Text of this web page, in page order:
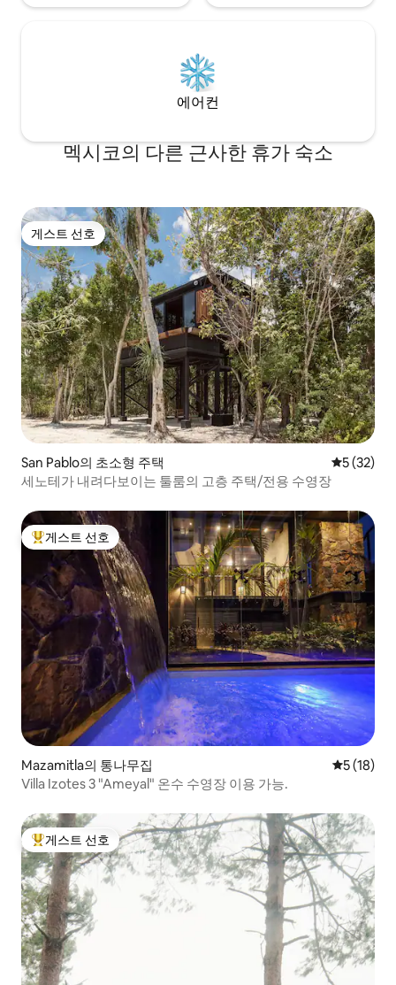
에어컨
멕시코의 다른 근사한 휴가 숙소
게스트 선호
게스트 선호
San Pablo의 초소형 주택 평점 5점
5 (32)
세노테가 내려다보이는 툴룸의 고층 주택/전용 수영장
상위 게스트 선호
게스트 선호
Mazamitla의 통나무집 평점 5점
5 (18)
Villa Izotes 3 "Ameyal" 온수 수영장 이용 가능.
상위 게스트 선호
게스트 선호